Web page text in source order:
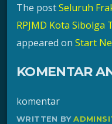
The postSeluruh
RPJMD Kota Sibolga
appeared on Start
KOMENTAR
komentar
WRITTEN BY